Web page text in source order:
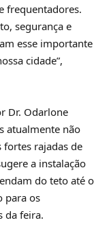
frequentadores.
segurança e
esse importante
cidade”,
Dr. Odarlone
atualmente não
rajadas de
a instalação
do teto até o
para os
da feira.